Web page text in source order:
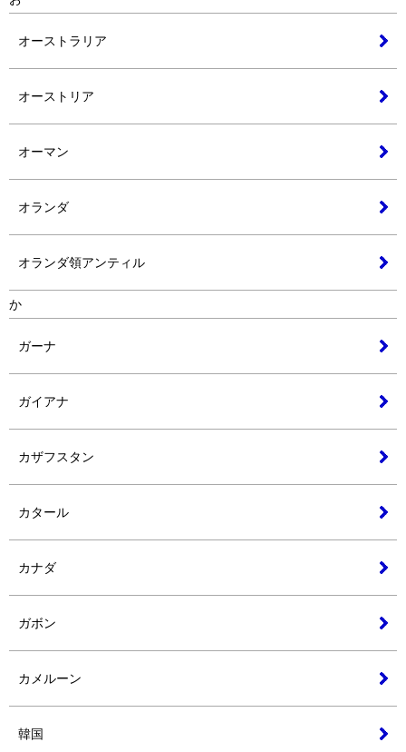
オーストラリア
オーストリア
オーマン
オランダ
オランダ領アンティル
か
ガーナ
ガイアナ
カザフスタン
カタール
カナダ
ガボン
カメルーン
韓国